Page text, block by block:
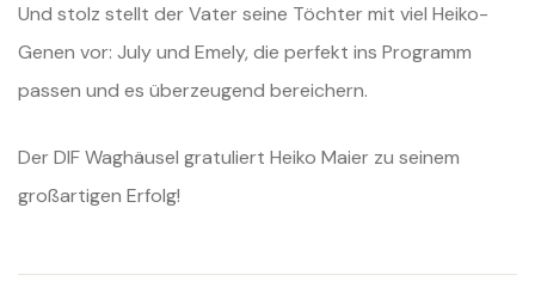
Und stolz stellt der Vater seine Töchter mit viel Heiko-
Genen vor: July und Emely, die perfekt ins Programm
passen und es überzeugend bereichern.
Der DIF Waghäusel gratuliert Heiko Maier zu seinem
großartigen Erfolg!